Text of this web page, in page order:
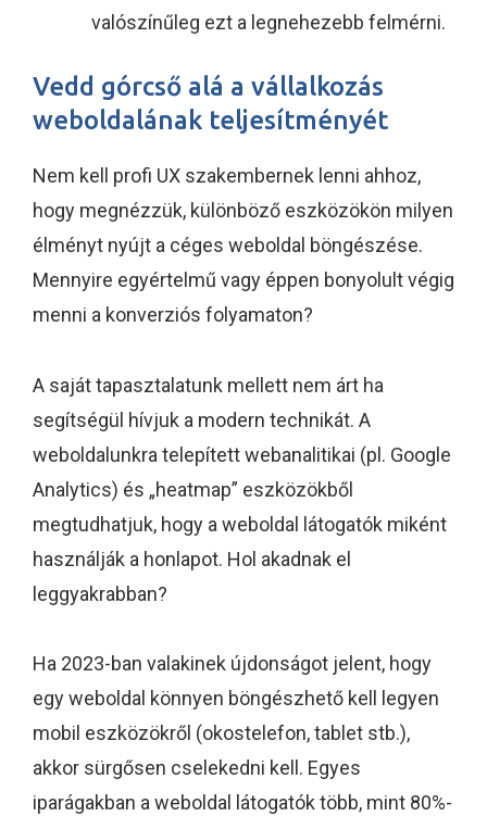
valószínűleg ezt a legnehezebb felmérni.
Vedd górcső alá a vállalkozás
weboldalának teljesítményét
Nem kell profi UX szakembernek lenni ahhoz,
hogy megnézzük, különböző eszközökön milyen
élményt nyújt a céges weboldal böngészése.
Mennyire egyértelmű vagy éppen bonyolult végig
menni a konverziós folyamaton?
A saját tapasztalatunk mellett nem árt ha
segítségül hívjuk a modern technikát. A
weboldalunkra telepített webanalitikai (pl. Google
Analytics) és „heatmap” eszközökből
megtudhatjuk, hogy a weboldal látogatók miként
használják a honlapot. Hol akadnak el
leggyakrabban?
Ha 2023-ban valakinek újdonságot jelent, hogy
egy weboldal könnyen böngészhető kell legyen
mobil eszközökről (okostelefon, tablet stb.),
akkor sürgősen cselekedni kell. Egyes
iparágakban a weboldal látogatók több, mint 80%-